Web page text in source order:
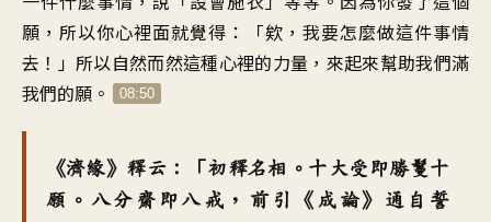
願，所以你心裡面就覺得：「欸，我要怎麼做這件事情
去！」所以自然而然這種心裡的力量，來起來幫助我們滿
我們的願。
08:50
《濟緣》釋云：「初釋名相。十大受即勝鬘十
願。八分齋即八戒，前引《成論》通自誓